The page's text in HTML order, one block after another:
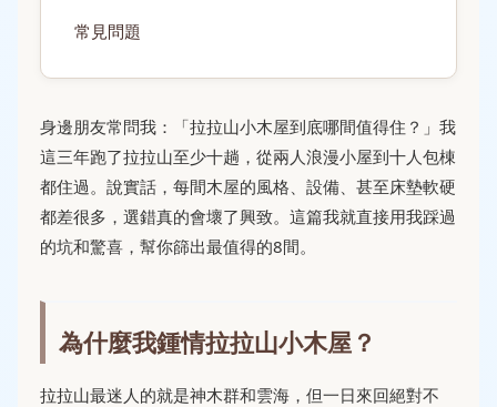
常見問題
身邊朋友常問我：「拉拉山小木屋到底哪間值得住？」我
這三年跑了拉拉山至少十趟，從兩人浪漫小屋到十人包棟
都住過。說實話，每間木屋的風格、設備、甚至床墊軟硬
都差很多，選錯真的會壞了興致。這篇我就直接用我踩過
的坑和驚喜，幫你篩出最值得的8間。
為什麼我鍾情拉拉山小木屋？
拉拉山最迷人的就是神木群和雲海，但一日來回絕對不